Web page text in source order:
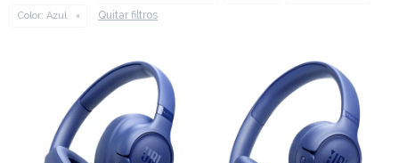
Color: Azul Quitar filtros